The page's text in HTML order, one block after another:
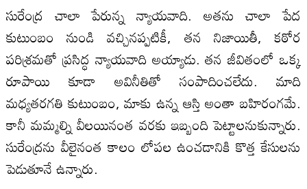
సురేంద్ర చాలా పేరున్న న్యాయవాది. అతను చాలా పేద
కుటుంబం నుండి వచ్చినప్పటికీ, తన నిజాయితీ, కఠోర
పరిశ్రమతో ప్రసిద్ధ న్యాయవాది అయ్యాడు. తన జీవితంలో ఒక్క
రూపాయి కూడా అవినీతితో సంపాదించలేదు. మాది
మధ్యతరగతి కుటుంబం, మాకు ఉన్న ఆస్తి అంతా బహిరంగమే.
కానీ మమ్మల్ని వీలయినంత వరకు ఇబ్బంది పెట్టాలనుకున్నారు.
సురేంద్రను వీలైనంత కాలం లోపల ఉంచడానికి కొత్త కేసులను
పెడుతూనే ఉన్నారు.